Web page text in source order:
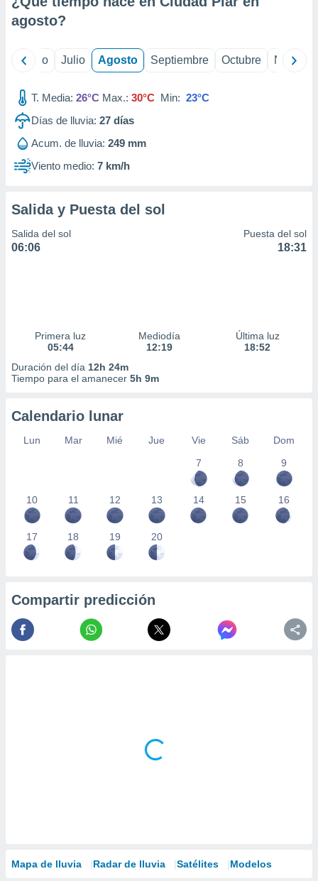
e
publicidad
publicidad
de
agosto?
Junio Julio Agosto Septiembre Octubre
T. Media: 26°C Max.: 30°C Min: 23°C
Días de lluvia: 27 días
Acum. de lluvia: 249 mm
Viento medio: 7 km/h
Salida y Puesta del sol
Salida del sol
06:06
Puesta del sol
18:31
Primera luz
05:44
Mediodía
12:19
Última luz
18:52
Duración del día 12h 24m
Tiempo para el amanecer 5h 9m
Calendario lunar
Lun Mar Mié Jue Vie Sáb
Dom
7
8 9
10 11 12 13 14 15 16
17 18 19 20
Compartir predicción
Mapa de lluvia Radar de lluvia Satélites Modelos